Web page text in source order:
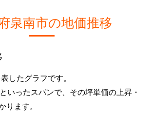
泉南市の地価推移
したグラフです。
いったスパンで、その坪単価の上昇・
ります。